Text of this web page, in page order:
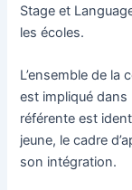
Stage et
les écoles.
L’ensemble de la
est impliqué dans
référente est
jeune, le cadre
son intégration.